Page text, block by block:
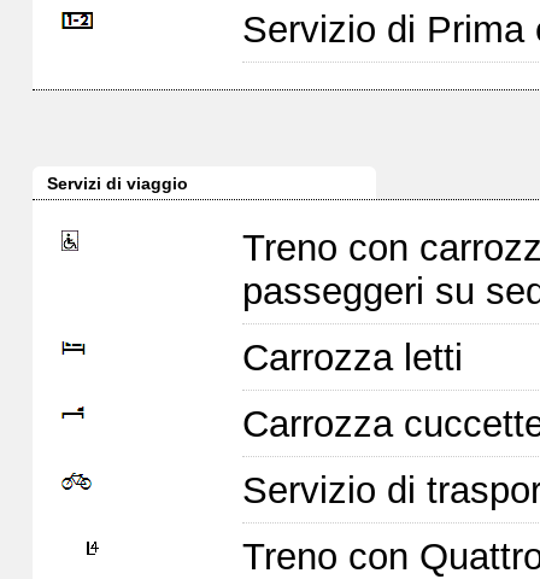
Servizio di Prima
Servizi di viaggio
Treno con
passeggeri su
Carrozza letti
Carrozza
Servizio di
Treno con